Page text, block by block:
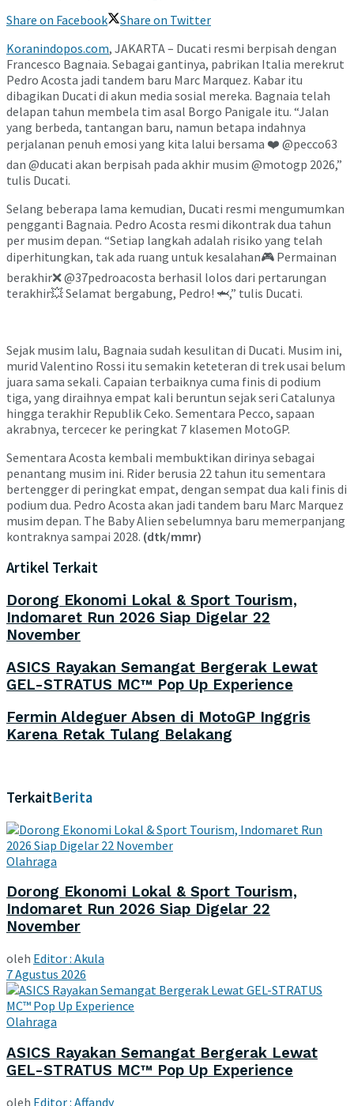
Share on Facebook
Share on Twitter
Koranindopos.com, JAKARTA – Ducati resmi berpisah dengan
Francesco Bagnaia. Sebagai gantinya, pabrikan Italia merekrut
Pedro Acosta jadi tandem baru Marc Marquez. Kabar itu
dibagikan Ducati di akun media sosial mereka. Bagnaia telah
delapan tahun membela tim asal Borgo Panigale itu. “Jalan
yang berbeda, tantangan baru, namun betapa indahnya
perjalanan penuh emosi yang kita lalui bersama ❤️ @pecco63
dan @ducati akan berpisah pada akhir musim @motogp 2026,”
tulis Ducati.
Selang beberapa lama kemudian, Ducati resmi mengumumkan
pengganti Bagnaia. Pedro Acosta resmi dikontrak dua tahun
per musim depan. “Setiap langkah adalah risiko yang telah
diperhitungkan, tak ada ruang untuk kesalahan🎮 Permainan
berakhir❌ @37pedroacosta berhasil lolos dari pertarungan
terakhir💥 Selamat bergabung, Pedro! 🦈,” tulis Ducati.
Sejak musim lalu, Bagnaia sudah kesulitan di Ducati. Musim ini,
murid Valentino Rossi itu semakin keteteran di trek usai belum
juara sama sekali. Capaian terbaiknya cuma finis di podium
tiga, yang diraihnya empat kali beruntun sejak seri Catalunya
hingga terakhir Republik Ceko. Sementara Pecco, sapaan
akrabnya, tercecer ke peringkat 7 klasemen MotoGP.
Sementara Acosta kembali membuktikan dirinya sebagai
penantang musim ini. Rider berusia 22 tahun itu sementara
bertengger di peringkat empat, dengan sempat dua kali finis di
podium dua. Pedro Acosta akan jadi tandem baru Marc Marquez
musim depan. The Baby Alien sebelumnya baru memerpanjang
kontraknya sampai 2028. (dtk/mmr)
Artikel Terkait
Dorong Ekonomi Lokal & Sport Tourism,
Indomaret Run 2026 Siap Digelar 22
November
ASICS Rayakan Semangat Bergerak Lewat
GEL-STRATUS MC™ Pop Up Experience
Fermin Aldeguer Absen di MotoGP Inggris
Karena Retak Tulang Belakang
TerkaitBerita
Olahraga
Dorong Ekonomi Lokal & Sport Tourism,
Indomaret Run 2026 Siap Digelar 22
November
oleh Editor : Akula
7 Agustus 2026
Olahraga
ASICS Rayakan Semangat Bergerak Lewat
GEL-STRATUS MC™ Pop Up Experience
oleh Editor : Affandy